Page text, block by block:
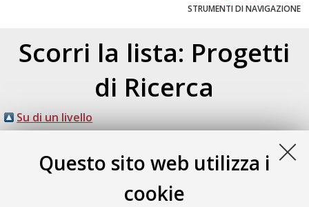
Questo sito web utilizza i
cookie
STRUMENTI DI NAVIGAZIONE
Scorri la lista: Progetti
di Ricerca
Su di un livello
RSS 1.0
RSS 2.0